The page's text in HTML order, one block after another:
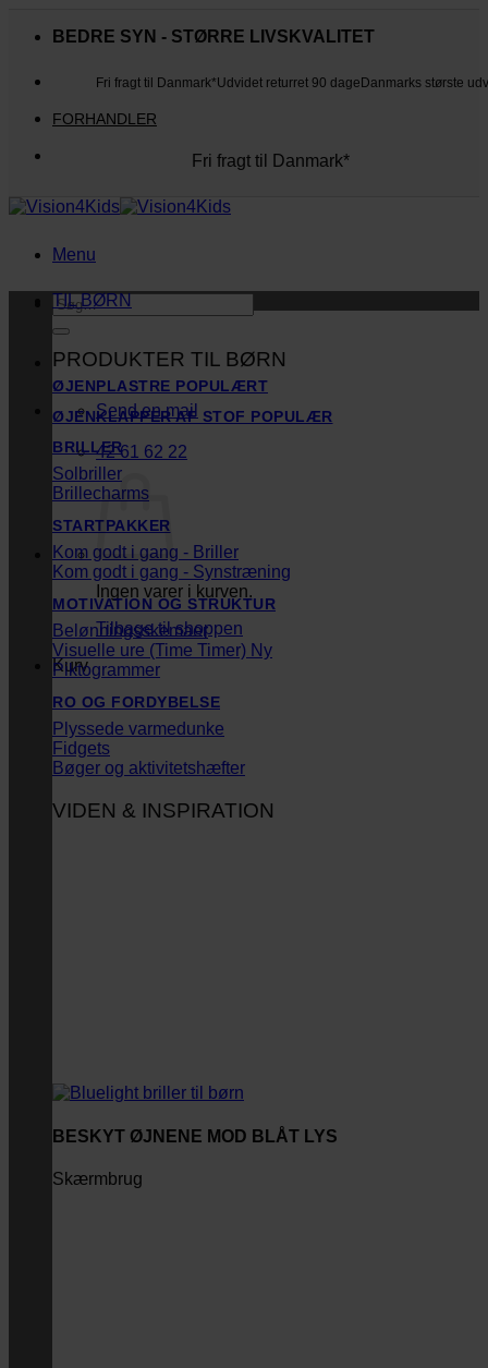
BEDRE SYN - STØRRE LIVSKVALITET
Fri fragt til Danmark*Udvidet returret 90 dage Danmarks største
FORHANDLER
Fri fragt til Danmark*
Menu
Søg
efter:
Send en mail
42 61 62 22
Ingen varer i kurven.
Tilbage til shoppen
Kurv
TIL BØRN
PRODUKTER TIL BØRN
ØJENPLASTRE
ØJENKLAPPER AF STOF
BRILLER
Solbriller
Brillecharms
STARTPAKKER
Kom godt i gang - Briller
Kom godt i gang - Synstræning
MOTIVATION OG STRUKTUR
Belønningsskemaer
Visuelle ure (Time Timer)
Piktogrammer
RO OG FORDYBELSE
Plyssede varmedunke
Fidgets
Bøger og aktivitetshæfter
VIDEN & INSPIRATION
BESKYT ØJNENE MOD BLÅT LYS
Skærmbrug